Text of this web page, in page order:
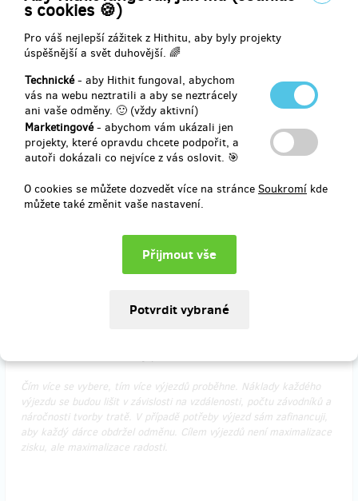
s cookies 🍪)
Pro váš nejlepší zážitek z Hithitu, aby byly projekty
úspěšnější a svět duhovější. 🌈
Technické- aby Hithit fungoval, abychom
vás na webu neztratili a aby se neztrácely
ani vaše odměny. 🙂 (vždy aktivní)
Marketingové- abychom vám ukázali jen
projekty, které opravdu chcete podpořit, a
autoři dokázali co nejvíce z vás oslovit. 🎯
O cookies se můžete dozvedět více na stránce Soukromí kde
můžete také změnit vaše nastavení.
náročnosti tvorby tratě. V případě potřeby výjezd sám zafinancuji,
aby každý dárce obdržel odměnu. Cílem výjezdů není maximalizace
zisku, ale maximalizace radosti.
Doručení odměny: e-mailem, do půl roku po ukončení projektu na
Hithitu
100 Kč
Naši senioři si zaslouží nejen úctu, ale i dny plné objevování a
Rychlost aut lze elektronicky snížit, aby byl zážitek čistě o
Čím více se vybere, tím více výjezdů proběhne. Náklady každého
výjezdu se budou lišit v závislosti na vzdálenosti, počtu závodníků a
náročnosti tvorby tratě. V případě potřeby výjezd sám zafinancuji,
aby každý dárce obdržel odměnu. Cílem výjezdů není maximalizace
zisku, ale maximalizace radosti.